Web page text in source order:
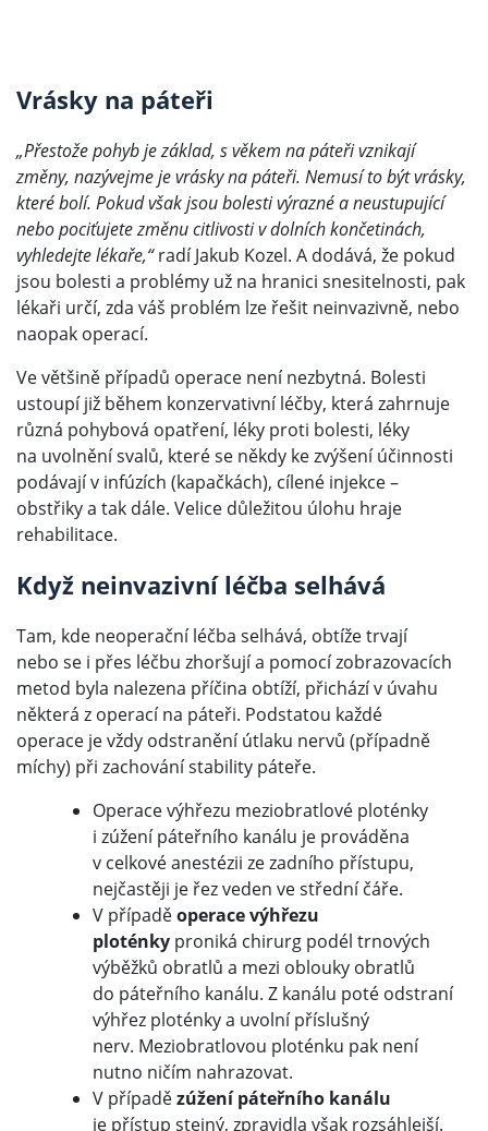
Vrásky na páteři
„Přestože pohyb je základ, s věkem na páteři vznikají
změny, nazývejme je vrásky na páteři. Nemusí to být vrásky,
které bolí. Pokud však jsou bolesti výrazné a neustupující
nebo pociťujete změnu citlivosti v dolních končetinách,
vyhledejte lékaře,“radí Jakub Kozel. A dodává, že pokud
jsou bolesti a problémy už na hranici snesitelnosti, pak
lékaři určí, zda váš problém lze řešit neinvazivně, nebo
naopak operací.
Ve většině případů operace není nezbytná. Bolesti
ustoupí již během konzervativní léčby, která zahrnuje
různá pohybová opatření, léky proti bolesti, léky
na uvolnění svalů, které se někdy ke zvýšení účinnosti
podávají v infúzích (kapačkách), cílené injekce –
obstřiky a tak dále. Velice důležitou úlohu hraje
rehabilitace.
Když neinvazivní léčba selhává
Tam, kde neoperační léčba selhává, obtíže trvají
nebo se i přes léčbu zhoršují a pomocí zobrazovacích
metod byla nalezena příčina obtíží, přichází v úvahu
některá z operací na páteři. Podstatou každé
operace je vždy odstranění útlaku nervů (případně
míchy) při zachování stability páteře.
Operace výhřezu meziobratlové ploténky
i zúžení páteřního kanálu je prováděna
v celkové anestézii ze zadního přístupu,
nejčastěji je řez veden ve střední čáře.
V případěoperacevýhřezu
ploténky proniká chirurg podél trnových
výběžků obratlů a mezi oblouky obratlů
do páteřního kanálu. Z kanálu poté odstraní
výhřez ploténky a uvolní příslušný
nerv. Meziobratlovou ploténku pak není
nutno ničím nahrazovat.
V případězúžení páteřního kanálu
je přístup stejný, zpravidla však rozsáhlejší.